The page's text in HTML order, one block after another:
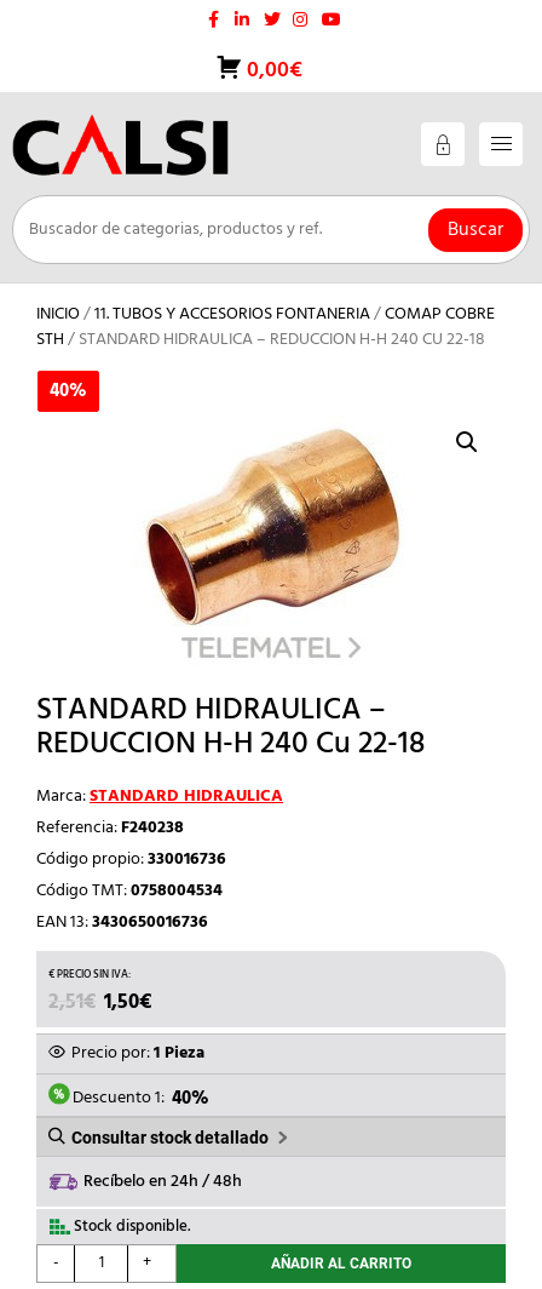
0,00€
Buscar
INICIO/11. TUBOS Y ACCESORIOS FONTANERIA/COMAP COBRE
STH/ STANDARD HIDRAULICA – REDUCCION H-H 240 CU 22-18
40%
STANDARD HIDRAULICA –
REDUCCION H-H 240 Cu 22-18
Marca:STANDARD HIDRAULICA
Referencia:F240238
Código propio:330016736
Código TMT:0758004534
EAN 13:3430650016736
2,51€ EL
PRECIO
ORIGINAL
ERA:
2,51€.
1,50€
PRECIO
ACTUAL
ES:
1,50€.
Precio por:1 Pieza
Descuento 1: 40%
Consultar stock detallado
Recíbelo en 24h / 48h
Stock disponible.
-
STANDARD
HIDRAULICA
+ AÑADIR AL CARRITO
40%